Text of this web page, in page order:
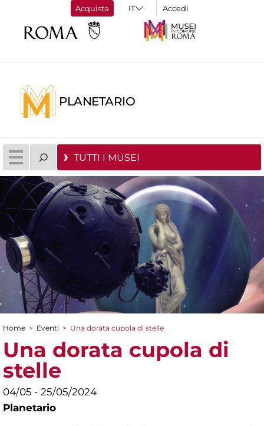
Acquista Accedi
PLANETARIO
TUTTI I MUSEI
Tu sei qui
Home > Eventi > Una dorata cupola di stelle
Una dorata cupola di
stelle
04/05 - 25/05/2024
Planetario